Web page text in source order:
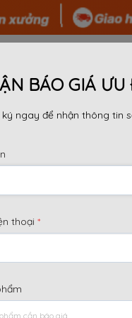
TÔI
Lưu trữ
BÁO GIÁ ƯU
ngay để nhận thông tin
thoại *